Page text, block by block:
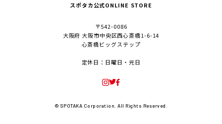
スポタカ公式ONLINE STORE
〒542-0086
大阪府 大阪市中央区西心斎橋1-6-14
心斎橋ビッグステップ
定休日：日曜日・元日
© SPOTAKA Corporation. All Rights Reserved.